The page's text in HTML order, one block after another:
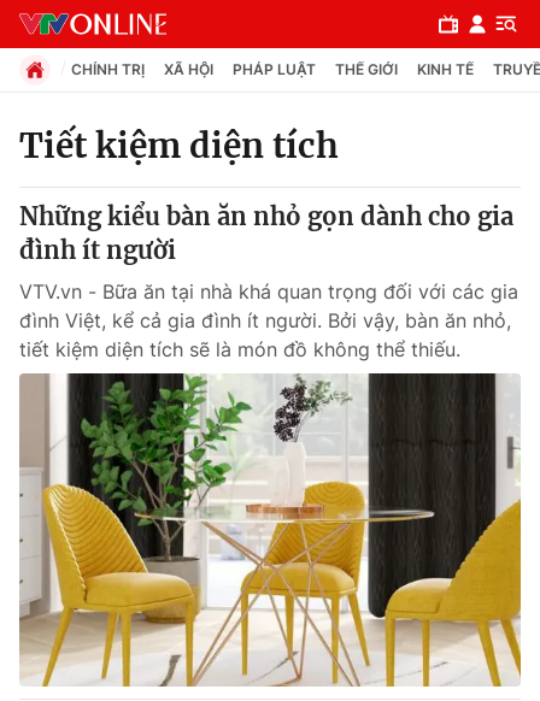
Chuyên mục
Chính trị
Xã hội
Pháp luật
Y tế
Thế giới
Tin tức
Thế giới đó đây
Câu chuyện quốc tế
Kinh tế
Tài chính
Thị trường
Dữ liệu và đời sống
CHÍNH TRỊ XÃ HỘI PHÁP LUẬT THẾ GIỚI KINH TẾ
Tiết kiệm diện tích
Những kiểu bàn ăn nhỏ gọn dành cho gia
đình ít người
VTV.vn - Bữa ăn tại nhà khá quan trọng đối với các gia
đình Việt, kể cả gia đình ít người. Bởi vậy, bàn ăn nhỏ,
tiết kiệm diện tích sẽ là món đồ không thể thiếu.